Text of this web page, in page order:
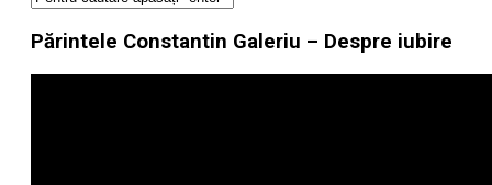
Părintele Constantin Galeriu – Despre iubire